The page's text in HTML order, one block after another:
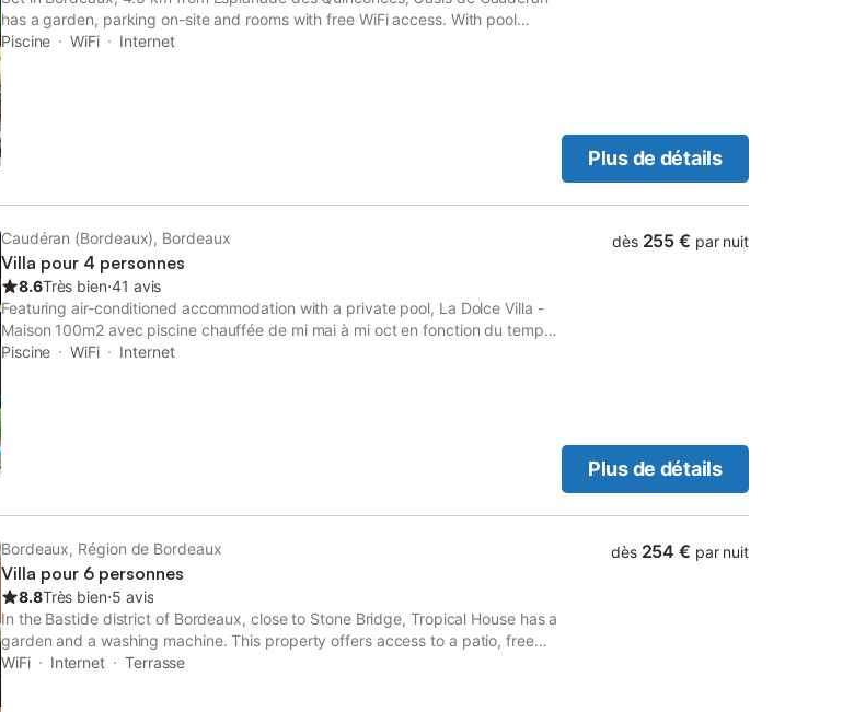
has a garden, parking on-site and rooms with free WiFi access. With pool
views, this accommodation offers a terrace and a swimming pool.
Piscine WiFi Internet
Plus de détails
Caudéran (Bordeaux), Bordeaux
Villa pour 4 personnes
8.6Très bien⋅41 avis
Featuring air-conditioned accommodation with a private pool, La Dolce Villa -
Maison 100m2 avec piscine chauffée de mi mai à mi oct en fonction du temps
et température à Bordeaux Caudéran is located in Bordeaux.
Piscine WiFi Internet
dès 255 € par nuit
Plus de détails
Bordeaux, Région de Bordeaux
Villa pour 6 personnes
8.8Très bien⋅5 avis
In the Bastide district of Bordeaux, close to Stone Bridge, Tropical House has a
garden and a washing machine. This property offers access to a patio, free
private parking and free WiFi. The property is non-smoking and is set 3.
WiFi Internet Terrasse
dès 254 € par nuit